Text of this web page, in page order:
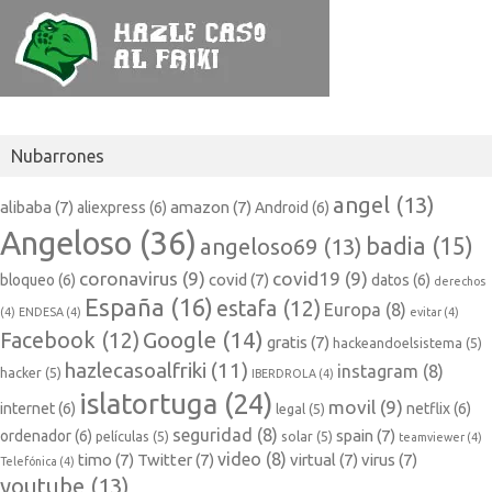
│       F16 Air Fighter
│       Galaga 3
│       Galaga
│       Ghost Force
│       Patron Angel
│       Space Invaders
│       Xevious
│
├─── PINBALL
│       Larry's Sexy Pinball
│       Megaman Pinball
│       Pac-Man Pinball
│       Pinball Legends - Reactor
│       Rumble Roses Sexy Pinball
│       Tom & Jerry Pinball Pursuit
│
PLATAFORMAS
│       Ancestral Bird
│       Ansar
│       Asterix y los Vikingos
Nubarrones
alibaba (7) aliexpress (6) amazon (7) Android (6) angel (13)
Angeloso (36) angeloso69 (13) badia (15)
bloqueo (6) coronavirus (9) covid (7) covid19 (9) datos (6) derechos
(4) ENDESA (4) España (16) estafa (12) Europa (8) evitar (4)
Facebook (12) Google (14) gratis (7) hackeandoelsistema (5)
hacker (5) hazlecasoalfriki (11) IBERDROLA (4) instagram (8)
internet(6) islatortuga (24) legal (5) movil (9) netflix(6)
ordenador(6) películas (5) seguridad (8) solar (5) spain (7) teamviewer (4)
Telefónica (4) timo (7) Twitter(7) video (8) virtual (7) virus (7)
youtube (13)